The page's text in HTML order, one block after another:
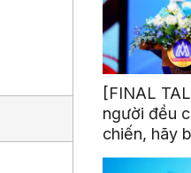
[FINAL
người đều
chiến, hãy
thế của